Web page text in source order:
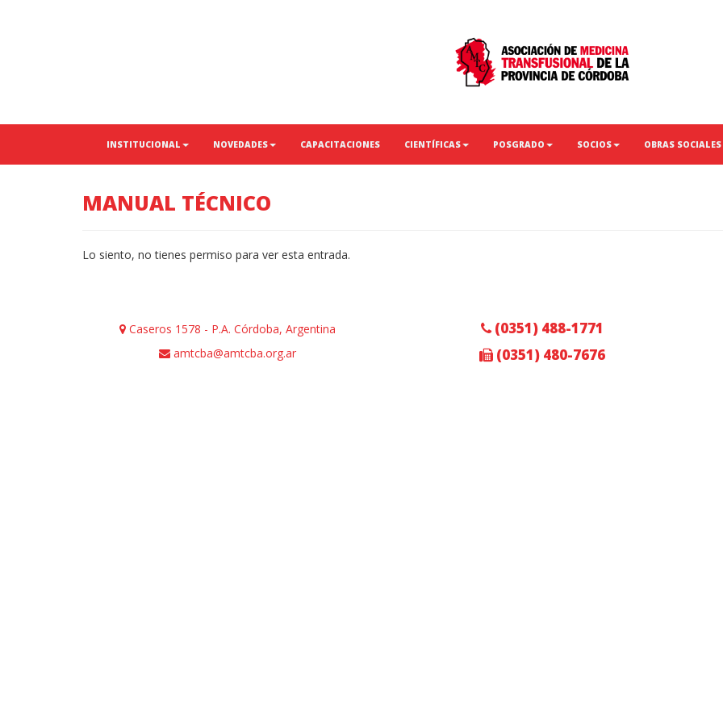
INSTITUCIONAL NOVEDADES CAPACITACIONES CIENTÍFICAS POSGRADO SOCIOS OBRAS SOCIALES
MANUAL TÉCNICO
Lo siento, no tienes permiso para ver esta entrada.
Caseros 1578 - P.A. Córdoba, Argentina
amtcba@amtcba.org.ar
(0351) 488-1771
(0351) 480-7676